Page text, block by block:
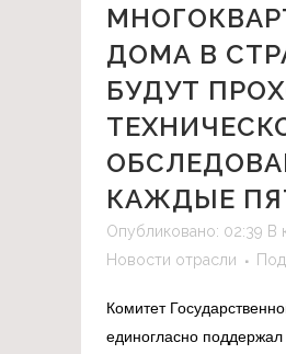
ДОМА В
БУДУТ
КАЖДЫЕ
Опубликовано: 02:39 В
Новости отрасли
Комитет
единогласно поддержал